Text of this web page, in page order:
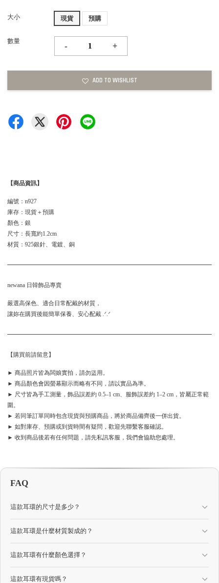
大小 現貨 預購
數量
- +
ADD TO WISHLIST
【商品資訊】
編號：n927
庫存：現貨＋預購
顏色：銀
尺寸：長寬約1.2cm
材質：925銀針、電鍍、銅
newana 日韓飾品專賣
嚴選高保色、適合日常配戴的材質，
讓妳在購買後能簡單保養、安心配戴 .ᐟ.ᐟ
【購買前請留意】
► 商品照片皆為闆娘實拍，請勿盜用。
► 商品顏色會因螢幕顯示而略有不同，請以實品為準。
► 尺寸皆為手工測量，飾品誤差約 0.5–1 cm、服飾誤差約 1–2 cm，皆屬正常範
圍。
► 若同筆訂單同時包含現貨與預購商品，將於商品備齊後一併出貨。
► 如對庫存、預購或到貨時間有疑問，歡迎先聯繫客服確認。
► 收到商品後若有任何問題，請先私訊客服，我們會協助您處理。
FAQ
這款耳環的尺寸是多少？
這款耳環是什麼材質製成的？
這款耳環有什麼顏色選擇？
這款耳環有現貨嗎？